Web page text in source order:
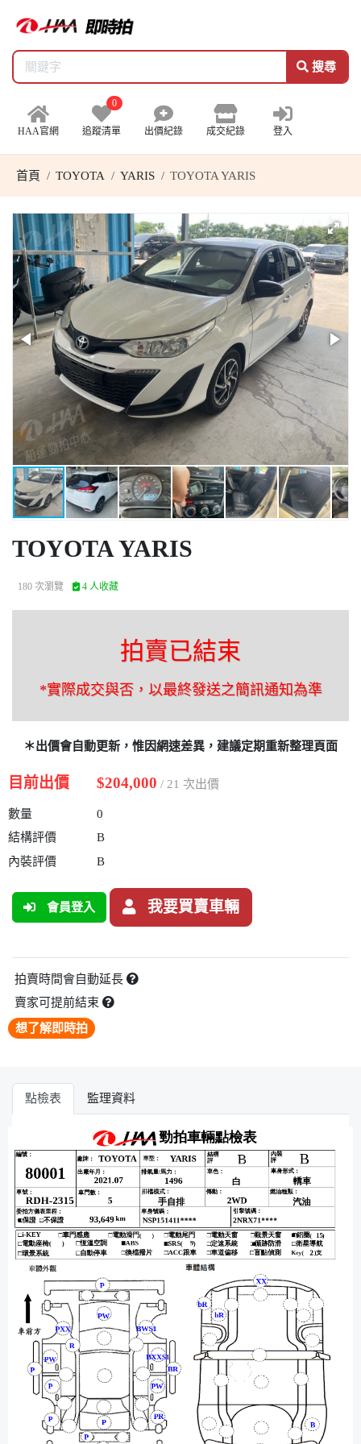
搜尋
HAA官網
0
追蹤清單 出價紀錄 成交紀錄 登入
首頁 TOYOTA YARIS TOYOTA YARIS
TOYOTA YARIS
180 次瀏覽 4 人收藏
拍賣已結束
*實際成交與否，以最終發送之簡訊通知為準
＊出價會自動更新，惟因網速差異，建議定期重新整理頁面
目前出價 $204,000 / 21 次出價
數量
0
結構評價
B
內裝評價
B
會員登入 我要買賣車輛
拍賣時間會自動延長
賣家可提前結束
想了解即時拍
點檢表 監理資料